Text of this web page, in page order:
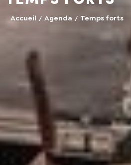
Accueil Agenda Temps forts